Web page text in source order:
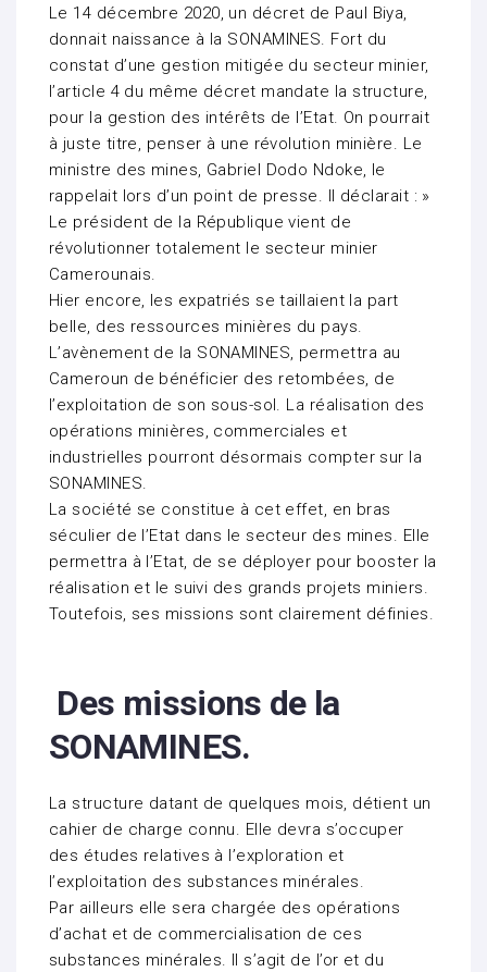
Le 14 décembre 2020, un décret de Paul Biya,
donnait naissance à la SONAMINES. Fort du
constat d’une gestion mitigée du secteur minier,
l’article 4 du même décret mandate la structure,
pour la gestion des intérêts de l’Etat. On pourrait
à juste titre, penser à une révolution minière. Le
ministre des mines, Gabriel Dodo Ndoke, le
rappelait lors d’un point de presse. Il déclarait : »
Le président de la République vient de
révolutionner totalement le secteur minier
Camerounais.
Hier encore, les expatriés se taillaient la part
belle, des ressources minières du pays.
L’avènement de la SONAMINES, permettra au
Cameroun de bénéficier des retombées, de
l’exploitation de son sous-sol. La réalisation des
opérations minières, commerciales et
industrielles pourront désormais compter sur la
SONAMINES.
La société se constitue à cet effet, en bras
séculier de l’Etat dans le secteur des mines. Elle
permettra à l’Etat, de se déployer pour booster la
réalisation et le suivi des grands projets miniers.
Toutefois, ses missions sont clairement définies.
Des missions de la
SONAMINES.
La structure datant de quelques mois, détient un
cahier de charge connu. Elle devra s’occuper
des études relatives à l’exploration et
l’exploitation des substances minérales.
Par ailleurs elle sera chargée des opérations
d’achat et de commercialisation de ces
substances minérales. Il s’agit de l’or et du